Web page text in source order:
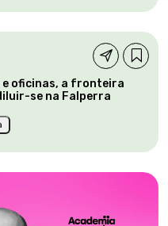
e oficinas, a fronteira
se na Falperra